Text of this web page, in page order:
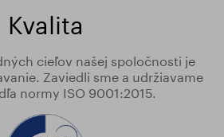
Kvalita
cieľov našej spoločnosti je
Zaviedli sme a udržiavame
normy ISO 9001:2015.